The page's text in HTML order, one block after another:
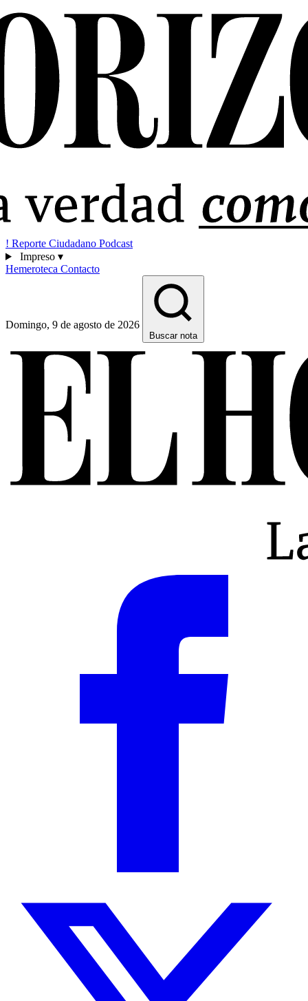
! Reporte Ciudadano Podcast
Impreso ▾
Hemeroteca Contacto
Domingo, 9 de agosto de 2026
Buscar nota